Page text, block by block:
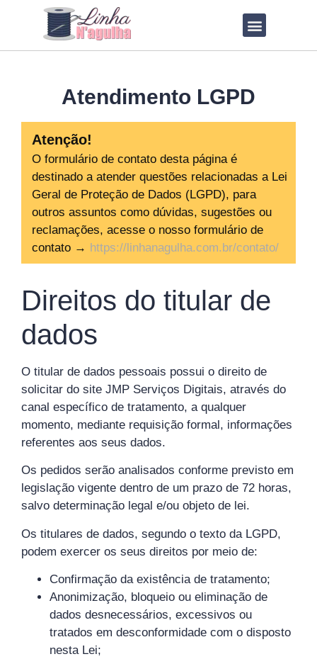
Atendimento LGPD
Atenção!
O formulário de contato desta página é
destinado a atender questões relacionadas a Lei
Geral de Proteção de Dados (LGPD), para
outros assuntos como dúvidas, sugestões ou
reclamações, acesse o nosso formulário de
contato → https://linhanagulha.com.br/contato/
Direitos do titular de
dados
O titular de dados pessoais possui o direito de
solicitar do site JMP Serviços Digitais, através do
canal específico de tratamento, a qualquer
momento, mediante requisição formal, informações
referentes aos seus dados.
Os pedidos serão analisados conforme previsto em
legislação vigente dentro de um prazo de 72 horas,
salvo determinação legal e/ou objeto de lei.
Os titulares de dados, segundo o texto da LGPD,
podem exercer os seus direitos por meio de:
Confirmação da existência de tratamento;
Anonimização, bloqueio ou eliminação de
dados desnecessários, excessivos ou
tratados em desconformidade com o disposto
nesta Lei;